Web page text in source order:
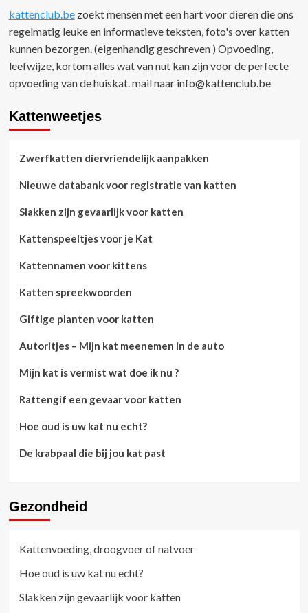
kattenclub.bezoekt mensen met een hart voor dieren die ons
regelmatig leuke en informatieve teksten, foto's over katten
kunnen bezorgen. (eigenhandig geschreven ) Opvoeding,
leefwijze, kortom alles wat van nut kan zijn voor de perfecte
opvoeding van de huiskat. mail naar info@kattenclub.be
Kattenweetjes
Zwerfkatten diervriendelijk aanpakken
Nieuwe databank voor registratie van katten
Slakken zijn gevaarlijk voor katten
Kattenspeeltjes voor je Kat
Kattennamen voor kittens
Katten spreekwoorden
Giftige planten voor katten
Autoritjes – Mijn kat meenemen in de auto
Mijn kat is vermist wat doe ik nu ?
Rattengif een gevaar voor katten
Hoe oud is uw kat nu echt?
De krabpaal die bij jou kat past
Gezondheid
Kattenvoeding, droogvoer of natvoer
Hoe oud is uw kat nu echt?
Slakken zijn gevaarlijk voor katten